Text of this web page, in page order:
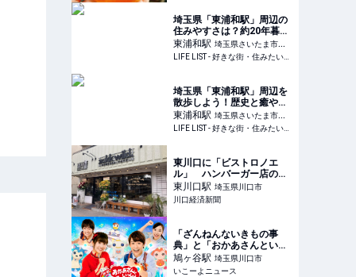
埼玉県「東浦和駅」周辺の
住みやすさは？約20年暮ら
す住民だから知っている魅
力を紹介 - LIFE LIST - 好き
な街・住みたい街・私の街
東浦和駅 埼玉県さいたま市緑
区
LIFE LIST - 好きな街・住みたい街・私の街
埼玉県「東浦和駅」周辺を
散歩しよう！歴史と癒やし
を感じるおすすめ散歩・ウ
ォーキングスポット8選 -
LIFE LIST - 好きな街・住み
東浦和駅 埼玉県さいたま市緑
区
LIFE LIST - 好きな街・住みたい街・私の街
東川口に「ビストロノエ
ル」 ハンバーガー店のデ
ィナータイムに新業態
東川口駅 埼玉県川口市
川口経済新聞
「ざんねんないきもの事
典」と「おかあさんといっ
しょ」を無料上映 GWに
川口市で開催
鳩ヶ谷駅 埼玉県川口市
いこーよニュース